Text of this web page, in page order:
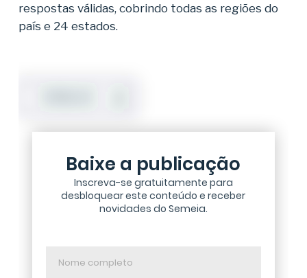
respostas válidas, cobrindo todas as regiões do
país e 24 estados.
Baixe a publicação
Inscreva-se gratuitamente para
desbloquear este conteúdo e receber
novidades do Semeia.